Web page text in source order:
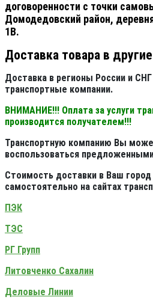
договоренности с точки
Домодедовский район,
1В.
Доставка товара в
Доставка в регионы России и
транспортные компании.
ВНИМАНИЕ!!! Оплата за услуги
производится получателем!!!
Транспортную компанию Вы
воспользоваться
Стоимость доставки в Ваш
самостоятельно на сайтах
ПЭК
ТЭС
РГ Групп
Литовченко Сахалин
Деловые Линии